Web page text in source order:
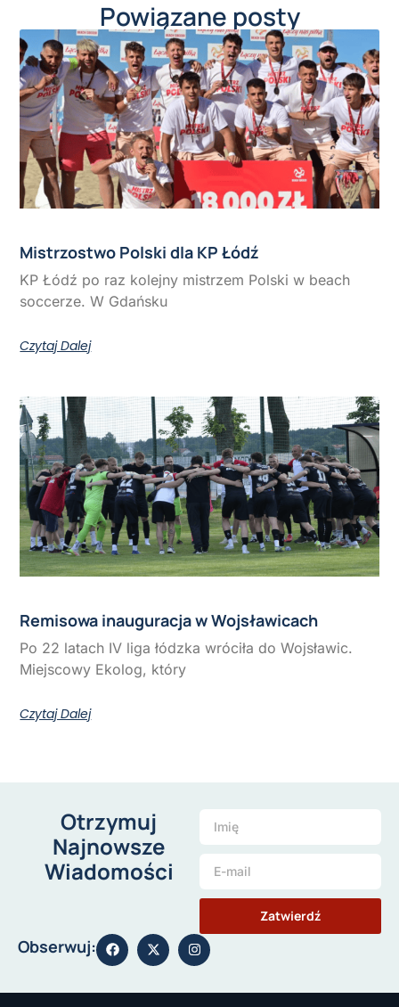
Powiązane posty
Mistrzostwo Polski dla KP Łódź
KP Łódź po raz kolejny mistrzem Polski w beach
soccerze. W Gdańsku
Czytaj Dalej
Remisowa inauguracja w Wojsławicach
Po 22 latach IV liga łódzka wróciła do Wojsławic.
Miejscowy Ekolog, który
Czytaj Dalej
Otrzymuj
Najnowsze
Wiadomości
Zatwierdź
Obserwuj: